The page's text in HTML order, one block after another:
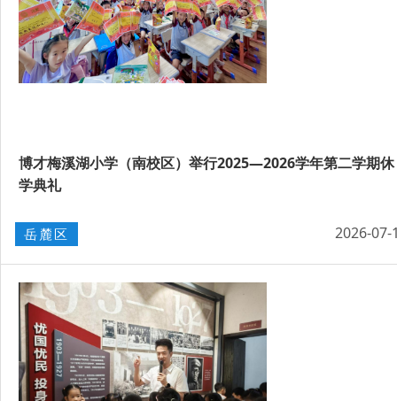
博才梅溪湖小学（南校区）举行2025—2026学年第二学期休
学典礼
岳麓区 2026-07-